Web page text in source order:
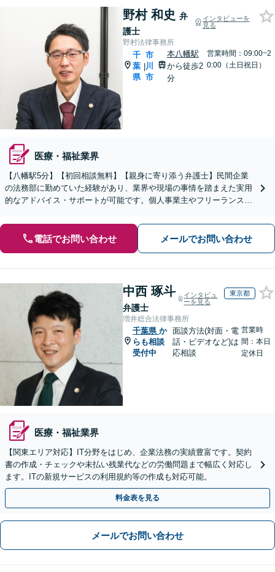
野村 和史 弁
護士
インタビューを
見る
野村法律事務所
千
葉
県
|
市
川
市
本八幡駅
から徒歩2
分
営業時間：09:00~2
0:00（土日祝日）
医療・福祉業界
【八幡駅5分】【初回相談無料】【親身に寄り添う弁護士】民間企業
の法務部に勤めていた経験があり、業界や現場の事情を踏まえた実用
的なアドバイス・サポートが可能です。個人事業主やフリーランスの
電話でお問い合わせ メールでお問い合わせ
中西 琢斗
弁護士
インタビュ
ーを見る
東京都
増井総合法律事務所
千葉県 か
らも相談
受付中
面談方法(対面・電
話・ビデオなど)は
応相談
営業時
間：本日
定休日
医療・福祉業界
【関東エリア対応】IT分野をはじめ、企業法務の実績豊富です。契約
書の作成・チェックや未払い残業代などの労働問題まで幅広く対応し
ます。ITの新規サービスの利用規約等の作成も対応可能。
料金表を見る
メールでお問い合わせ